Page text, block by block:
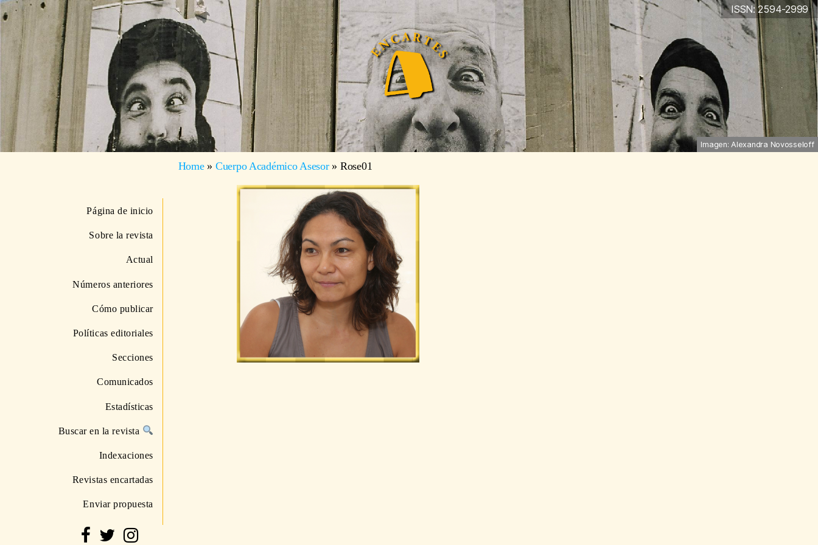
ISSN: 2594-2999
Imagen: Alexandra Novosseloff
Página de inicio
Sobre la revista
Actual
Números anteriores
Cómo publicar
Políticas editoriales
Secciones
Comunicados
Estadísticas
Buscar en la revista
Indexaciones
Revistas encartadas
Enviar propuesta
Home» Cuerpo Académico Asesor» Rose01